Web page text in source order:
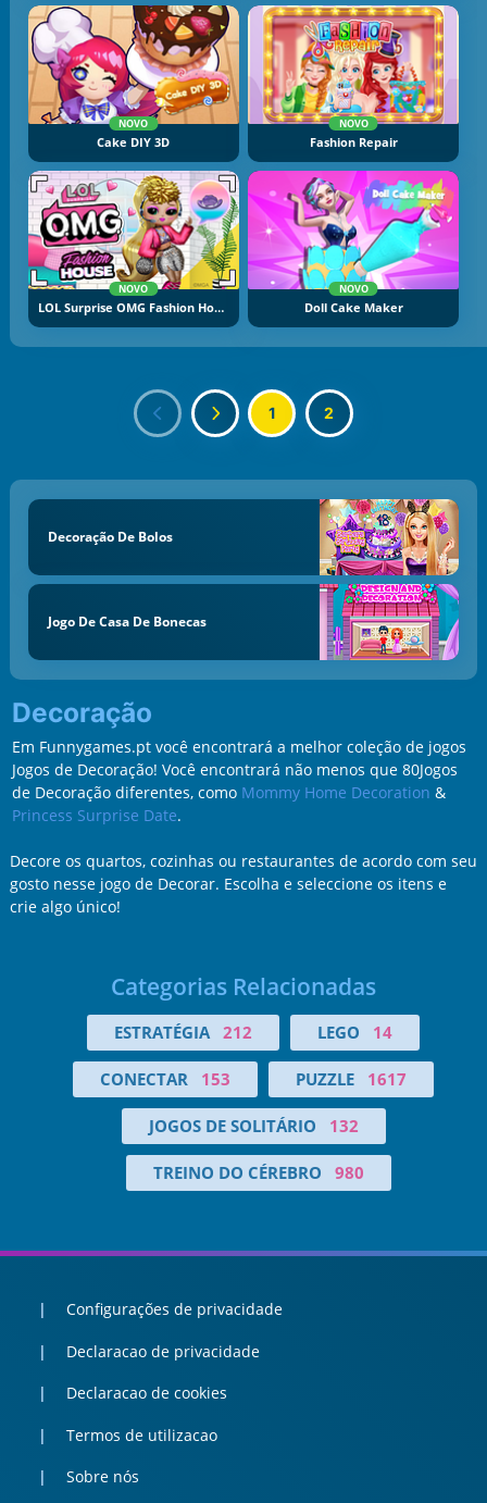
NOVO
Cake DIY 3D
NOVO
Fashion Repair
NOVO
LOL Surprise OMG Fashion House
NOVO
Doll Cake Maker
1 2
Decoração De Bolos
Jogo De Casa De Bonecas
Decoração
Em Funnygames.pt você encontrará a melhor coleção de jogos
Jogos de Decoração! Você encontrará não menos que 80Jogos
de Decoração diferentes, como Mommy Home Decoration &
Princess Surprise Date.
Decore os quartos, cozinhas ou restaurantes de acordo com seu
gosto nesse jogo de Decorar. Escolha e seleccione os itens e
crie algo único!
Categorias Relacionadas
ESTRATÉGIA 212 LEGO 14
CONECTAR 153 PUZZLE 1617
JOGOS DE SOLITÁRIO 132
TREINO DO CÉREBRO 980
Configurações de privacidade
Declaracao de privacidade
Declaracao de cookies
Termos de utilizacao
Sobre nós